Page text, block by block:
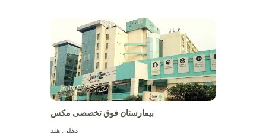
بیمارستان فوق تخصصی مکس
دهلی,هند